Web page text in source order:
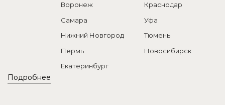
Подробнее
Воронеж
Краснодар
Самара
Уфа
Нижний Новгород
Тюмень
Пермь
Новосибирск
Екатеринбург